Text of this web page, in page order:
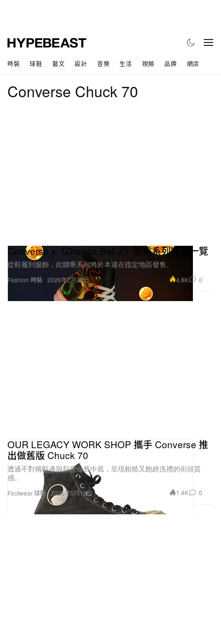
時裝 球鞋 藝文 設計 音樂 生活 視頻 品牌 網店
Converse Chuck 70
Fashion 時裝
Converse x《Dragon Ball Z》聯乘系列完整一覽
從鞋履到服飾，此聯乘系列將於本週在指定地區發售。
2026年7月22日 4.8K 0
Footwear 球鞋
OUR LEGACY WORK SHOP 攜手 Converse 推
出做舊版 Chuck 70
透過不對稱鞋邊與刻意做舊中底，呈現粗糙又飽經洗禮的街頭質
感。
2026年5月18日 1.4K 0